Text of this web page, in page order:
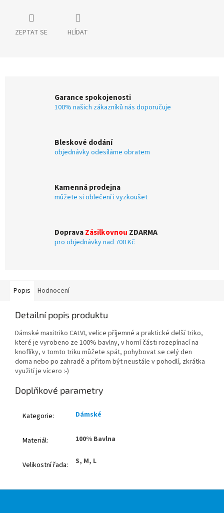
ZEPTAT SE HLÍDAT
Garance spokojenosti
100% našich zákazníků nás doporučuje
Bleskové dodání
objednávky odesíláme obratem
Kamenná prodejna
můžete si oblečení i vyzkoušet
DopravaZásilkovnou ZDARMA
pro objednávky nad 700 Kč
Popis Hodnocení
Detailní popis produktu
Dámské maxitriko CALVI, velice příjemné a praktické delší triko,
které je vyrobeno ze 100% bavlny, v horní části rozepínací na
knoflíky, v tomto triku můžete spát, pohybovat se celý den
doma nebo po zahradě a přitom být neustále v pohodlí, zkrátka
využití je vícero :-)
Doplňkové parametry
Kategorie: Dámské
Materiál: 100% Bavlna
Velikostní řada: S, M, L